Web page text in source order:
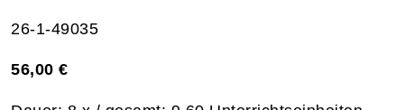
26-1-49035
56,00 €